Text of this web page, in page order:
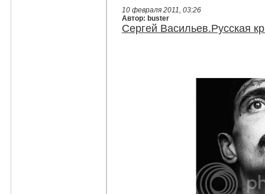
10 февраля 2011, 03:26
Автор: buster
Сергей Васильев.Русская